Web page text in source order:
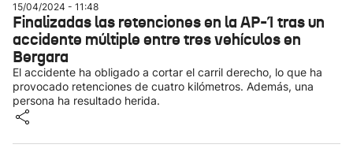
15/04/2024 - 11:48
Finalizadas las retenciones en la AP-1 tras un
accidente múltiple entre tres vehículos en
Bergara
El accidente ha obligado a cortar el carril derecho, lo que ha
provocado retenciones de cuatro kilómetros. Además, una
persona ha resultado herida.